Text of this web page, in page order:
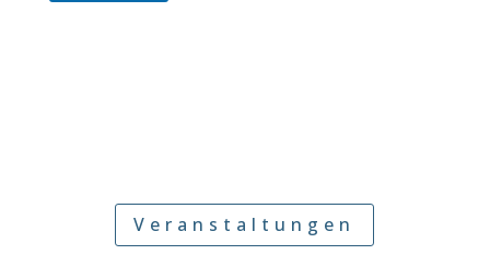
Veranstaltungen